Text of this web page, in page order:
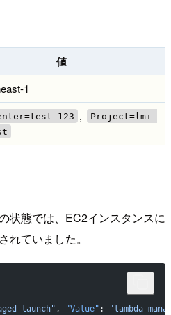
値
1
123 ,
Project=lmi-
状態では、EC2インスタンスに
れていました。
launch" , "Value" :
"lambda-